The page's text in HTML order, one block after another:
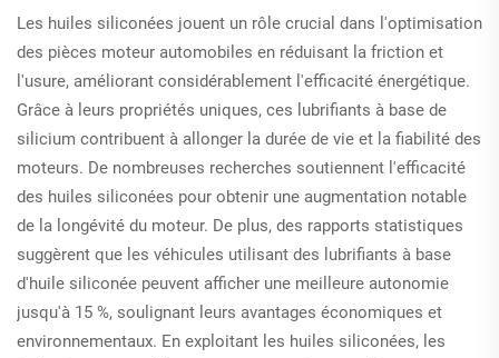
Les huiles siliconées jouent un rôle crucial dans l'optimisation
des pièces moteur automobiles en réduisant la friction et
l'usure, améliorant considérablement l'efficacité énergétique.
Grâce à leurs propriétés uniques, ces lubrifiants à base de
silicium contribuent à allonger la durée de vie et la fiabilité des
moteurs. De nombreuses recherches soutiennent l'efficacité
des huiles siliconées pour obtenir une augmentation notable
de la longévité du moteur. De plus, des rapports statistiques
suggèrent que les véhicules utilisant des lubrifiants à base
d'huile siliconée peuvent afficher une meilleure autonomie
jusqu'à 15 %, soulignant leurs avantages économiques et
environnementaux. En exploitant les huiles siliconées, les